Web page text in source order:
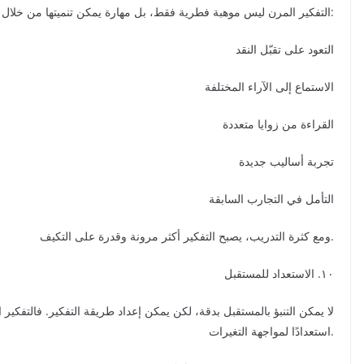
التفكير المرن ليس موهبة فطرية فقط، بل مهارة يمكن تنميتها من خلال:
التعود على تقبّل النقد
الاستماع إلى الآراء المختلفة
القراءة من زوايا متعددة
تجربة أساليب جديدة
التأمل في التجارب السابقة
ومع كثرة التدريب، يصبح التفكير أكثر مرونة وقدرة على التكيف.
١٠. الاستعداد للمستقبل
لا يمكن التنبؤ بالمستقبل بدقة، لكن يمكن إعداد طريقة التفكير.
استعدادًا لمواجهة التغيرات.